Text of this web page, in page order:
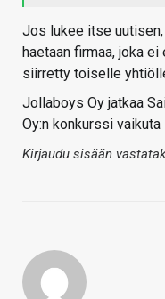
Jos lukee itse
haetaan firmaa, joka
siirretty toiselle
Jollaboys Oy jatkaa
Oy:n konkurssi vaikuta
Kirjaudu sisään